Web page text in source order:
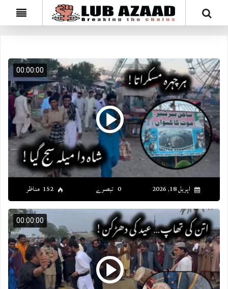
00:00:00
اپریل 18, 2026 0 تبصرے 152 مناظر
00:00:00